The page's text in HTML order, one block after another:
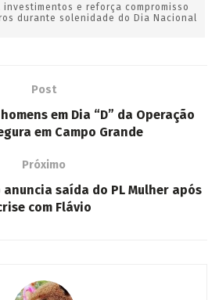
e reforça compromisso
durante solenidade do Dia Nacional
Post
em Dia “D” da Operação
em Campo Grande
Próximo
saída do PL Mulher após
com Flávio